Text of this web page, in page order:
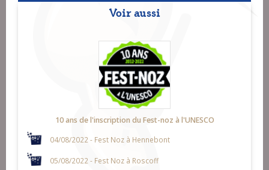
Voir aussi
10 ans de l'inscription du Fest-noz à l'UNESCO
04/08/2022 - Fest Noz à Hennebont
05/08/2022 - Fest Noz à Roscoff